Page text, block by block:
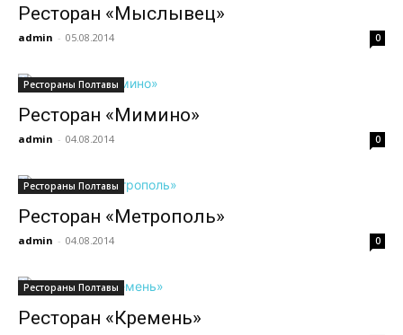
Ресторан «Мыслывец»
admin - 05.08.2014 0
Рестораны Полтавы
Ресторан «Мимино»
admin - 04.08.2014 0
Рестораны Полтавы
Ресторан «Метрополь»
admin - 04.08.2014 0
Рестораны Полтавы
Ресторан «Кремень»